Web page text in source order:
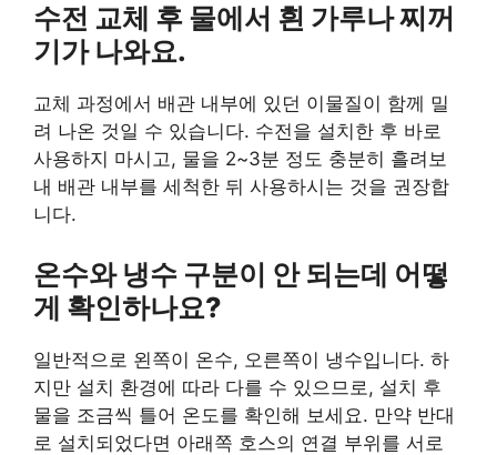
수전 교체 후 물에서 흰 가루나 찌꺼
기가 나와요.
교체 과정에서 배관 내부에 있던 이물질이 함께 밀
려 나온 것일 수 있습니다. 수전을 설치한 후 바로
사용하지 마시고, 물을 2~3분 정도 충분히 흘려보
내 배관 내부를 세척한 뒤 사용하시는 것을 권장합
니다.
온수와 냉수 구분이 안 되는데 어떻
게 확인하나요?
일반적으로 왼쪽이 온수, 오른쪽이 냉수입니다. 하
지만 설치 환경에 따라 다를 수 있으므로, 설치 후
물을 조금씩 틀어 온도를 확인해 보세요. 만약 반대
로 설치되었다면 아래쪽 호스의 연결 부위를 서로